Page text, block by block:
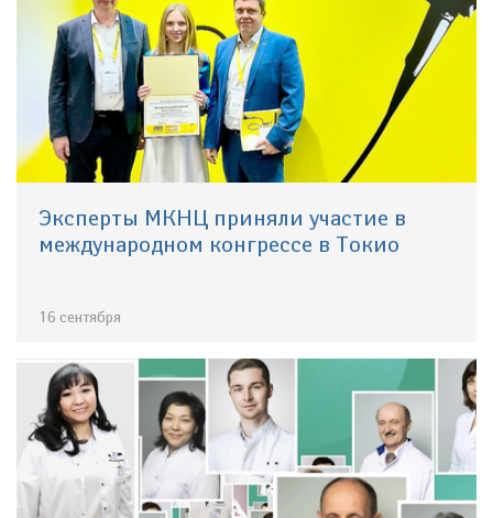
Эксперты МКНЦ приняли участие в
международном конгрессе в Токио
16 сентября